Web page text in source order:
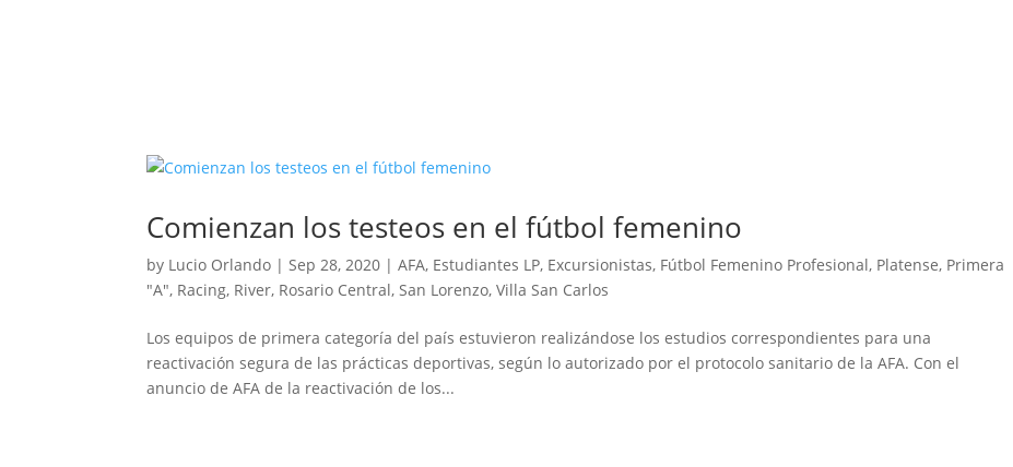
Comienzan los testeos en el fútbol femenino
by Lucio Orlando |Sep 28, 2020 |AFA, Estudiantes LP, Excursionistas, Fútbol Femenino Profesional, Platense, Primera
"A", Racing, River, Rosario Central,San Lorenzo,Villa San Carlos
Los equipos de primera categoría del país estuvieron realizándose los estudios correspondientes para una
reactivación segura de las prácticas deportivas, según lo autorizado por el protocolo sanitario de la AFA. Con el
anuncio de AFA de la reactivación de los...